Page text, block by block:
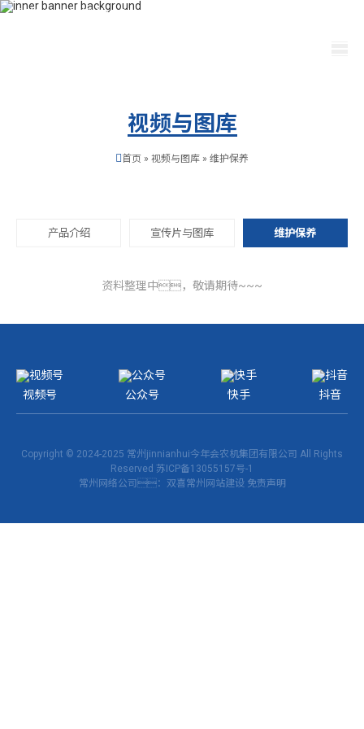
400-115-2288 dfam@bgzyk.com
视频与图库
首页 » 视频与图库 » 维护保养
产品介绍 宣传片与图库 维护保养
资料整理中，敬请期待~~~
视频号 公众号 快手 抖音
Copyright © 2024-2025 常州jinnianhui今年会农机集团有限公司 All Rights
Reserved 苏ICP备13055157号-1
常州网络公司：双喜常州网站建设 免责声明